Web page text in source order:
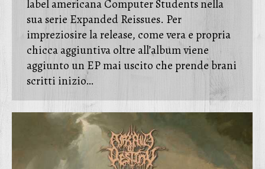
label americana Computer Students nella
sua serie Expanded Reissues. Per
impreziosire la release, come vera e propria
chicca aggiuntiva oltre all’album viene
aggiunto un EP mai uscito che prende brani
scritti inizio…